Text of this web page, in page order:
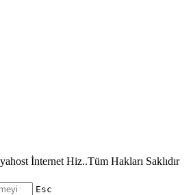
İnternet Hiz..Tüm Hakları Saklıdır
Esc